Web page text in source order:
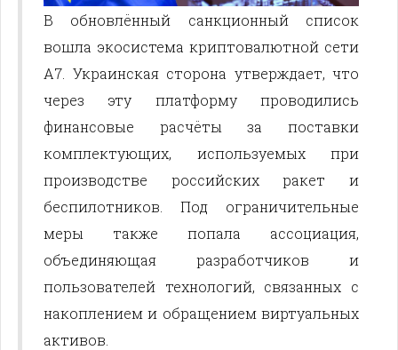
В обновлённый санкционный список
вошла экосистема криптовалютной сети
A7. Украинская сторона утверждает, что
через эту платформу проводились
финансовые расчёты за поставки
комплектующих, используемых при
производстве российских ракет и
беспилотников. Под ограничительные
меры также попала ассоциация,
объединяющая разработчиков и
пользователей технологий, связанных с
накоплением и обращением виртуальных
активов.